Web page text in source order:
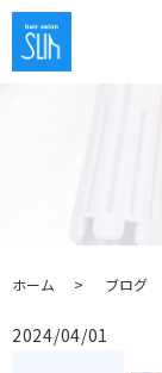
ホーム ブログ
2024/04/01